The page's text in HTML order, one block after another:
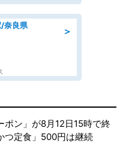
＞
奈良県
ポン」が8月12日15時で終
つ定食」500円は継続